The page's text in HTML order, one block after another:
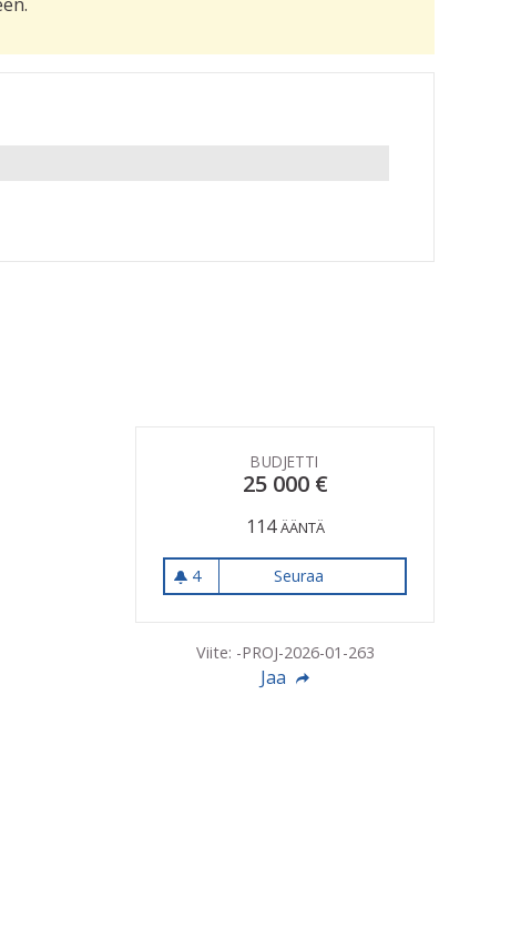
BUDJETTI
25 000 €
114ÄÄNTÄ
4
4 seuraajaa
Seuraa
Viite: -PROJ-2026-01-263
Jaa